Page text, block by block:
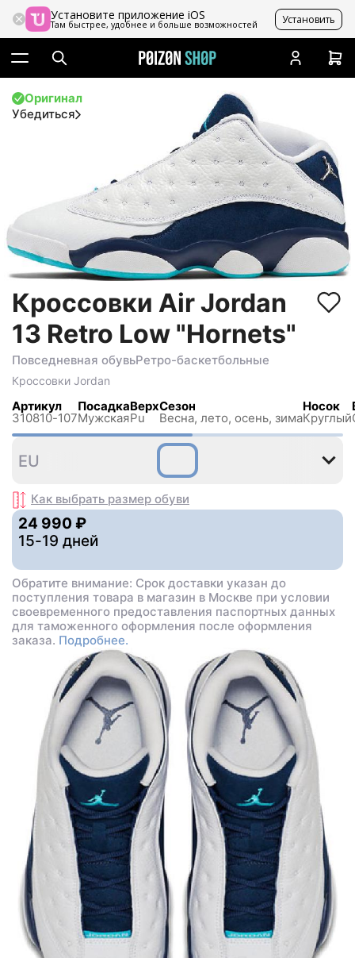
Установите приложение iOS
Там быстрее, удобнее и больше возможностей Установить
Оригинал
Убедиться
Кроссовки Air Jordan
13 Retro Low "Hornets"
Повседневная обувьРетро-баскетбольные
Кроссовки Jordan
Артикул
310810-107
Посадка
Мужская
Верх
Pu
Сезон
Весна, лето, осень, зима
Носок
Круглый
EU
Как выбрать размер обуви
24 990 ₽
15-19 дней
Обратите внимание: Срок доставки указан до
поступления товара в магазин в Москве при условии
своевременного предоставления паспортных данных
для таможенного оформления после оформления
заказа. Подробнее.